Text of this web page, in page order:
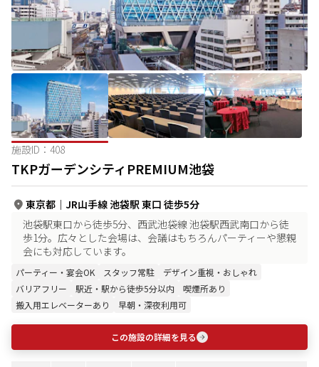
施設ID： 408
TKPガーデンシティPREMIUM池袋
東京都 ｜ JR山手線 池袋駅 東口 徒歩5分
池袋駅東口から徒歩5分、西武池袋線 池袋駅西武南口から徒
歩1分。広々とした会場は、会議はもちろんパーティーや懇親
会にも対応しています。
パーティー・宴会OK スタッフ常駐
デザイン重視・おしゃれ
バリアフリー
駅近・駅から徒歩5分以内
喫煙所あり
搬入用エレベーターあり
早朝・深夜利用可
この施設の詳細を見る